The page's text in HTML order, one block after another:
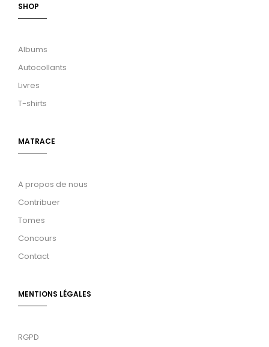
SHOP
Albums
Autocollants
Livres
T-shirts
MATRACE
A propos de nous
Contribuer
Tomes
Concours
Contact
MENTIONS LÉGALES
RGPD